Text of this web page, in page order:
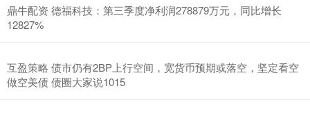
鼎牛配资 德福科技：第三季度净利润278879万元，同比增长
12827%
互盈策略 债市仍有2BP上行空间，宽货币预期或落空，坚定看空
做空美债 债圈大家说1015